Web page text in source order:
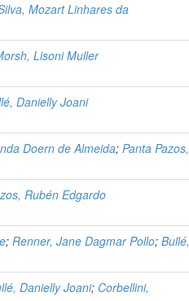
Mozart Linhares da
Lisoni Muller
Danielly Joani
Doern de Almeida; Panta Pazos,
Rubén Edgardo
; Renner, Jane Dagmar Pollo; Bullé,
Danielly Joani; Corbellini,